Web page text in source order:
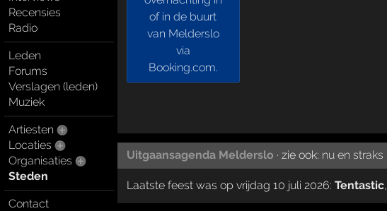
Recensies
Radio
Leden
Forums
Verslagen (leden)
Muziek
Artiesten
Locaties
Organisaties
Steden
Contact
Uitgaansagenda Melderslo · zie ook: nu en straks
Laatste feest was op vrijdag 10 juli 2026: Tentastic,